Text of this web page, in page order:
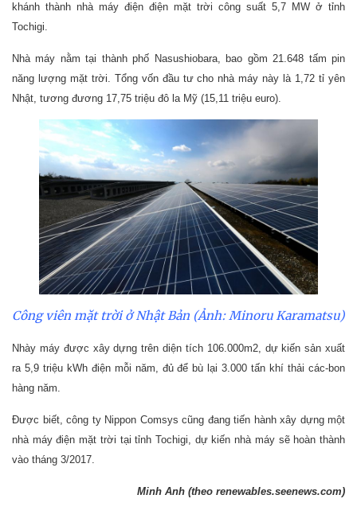
khánh thành nhà máy điện điện mặt trời công suất 5,7 MW ở tỉnh
Tochigi.
Nhà máy nằm tại thành phố Nasushiobara, bao gồm 21.648 tấm pin
năng lượng mặt trời. Tổng vốn đầu tư cho nhà máy này là 1,72 tỉ yên
Nhật, tương đương 17,75 triệu đô la Mỹ (15,11 triệu euro).
Công viên mặt trời ở Nhật Bản (Ảnh: Minoru Karamatsu)
Nhày máy được xây dựng trên diện tích 106.000m2, dự kiến sản xuất
ra 5,9 triệu kWh điện mỗi năm, đủ để bù lại 3.000 tấn khí thải các-bon
hàng năm.
Được biết, công ty Nippon Comsys cũng đang tiến hành xây dựng một
nhà máy điện mặt trời tại tỉnh Tochigi, dự kiến nhà máy sẽ hoàn thành
vào tháng 3/2017.
Minh Anh (theo renewables.seenews.com)